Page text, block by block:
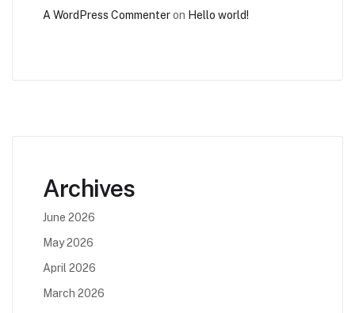
A WordPress Commenteron Hello world!
Archives
June 2026
May 2026
April 2026
March 2026